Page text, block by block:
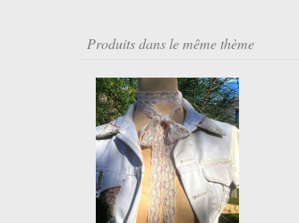
Produits dans le même thème